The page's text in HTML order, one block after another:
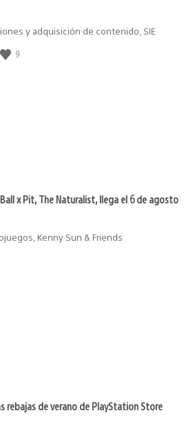
y adquisición de contenido, SIE
9
x Pit, The Naturalist, llega el 6 de agosto
Kenny Sun & Friends
rebajas de verano de PlayStation Store